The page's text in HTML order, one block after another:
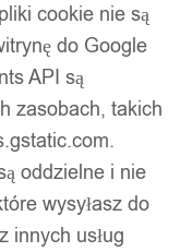
samego dnia.
wysyłamy tego
cookie nie są
do Google
API są
zasobach, takich
oddzielne i nie
wysyłasz do
innych usług